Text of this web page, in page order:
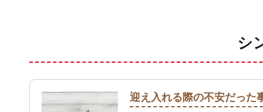
シ
迎え入れる際の不安だった